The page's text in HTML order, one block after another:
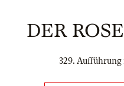
DER
329. Aufführung